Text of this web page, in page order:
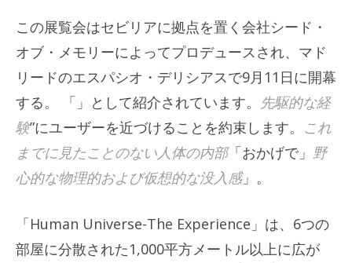
この展覧会はセビリアに拠点を置く会社シード・
オブ・メモリーによってプロデュースされ、マド
リードのエスパシオ・デリシアスで9月11日に開幕
する。 「」として紹介されています。 先駆的な経
験”にユーザーを近づけることを約束します。 これ
までに見たことのない人体の内部「おかげで」 野
心的な物理的および仮想的な没入感」。
「Human Universe-The Experience」は、6つの
部屋に分散された1,000平方メートル以上に広が